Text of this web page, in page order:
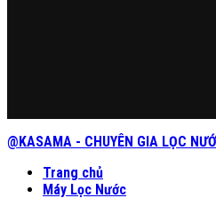
@KASAMA - CHUYÊN GIA LỌC
Trang chủ
Máy Lọc Nước